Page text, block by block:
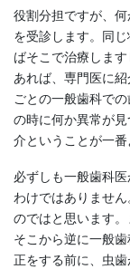
役割分担ですが、
を受診します。同
ばそこで治療しま
あれば、専門医に
ごとの一般歯科で
の時に何か異常が
介ということが一番
必ずしも一般歯科
わけではありませ
のではと思います。
そこから逆に一般
正をする前に、虫